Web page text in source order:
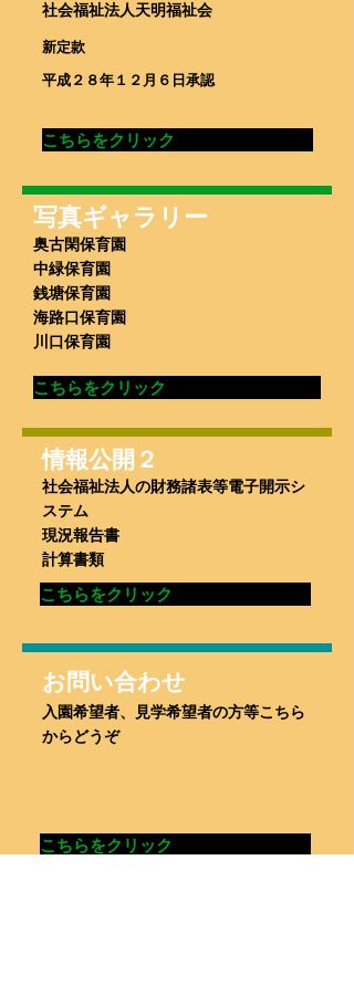
社会福祉法人天明福祉会
新定款
平成２８年１２月６日承認
こちらをクリック
写真ギャラリー
奥古閑保育園
中緑保育園
銭塘保育園
海路口保育園
川口保育園
こちらをクリック
こちらをクリック
情報公開２
社会福祉法人の財務諸表等電子開示シ
ステム
現況報告書
計算書類
こちらをクリック
お問い合わせ
入園希望者、見学希望者の方等こちら
からどうぞ